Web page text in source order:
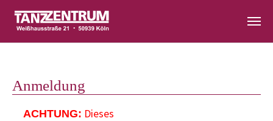
Anmeldung
ACHTUNG: Dieses